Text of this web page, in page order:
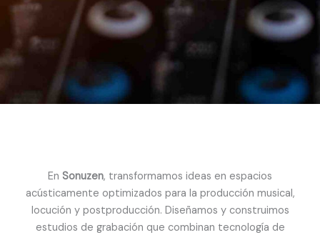
En Sonuzen, transformamos ideas en espacios
acústicamente optimizados para la producción musical,
locución y postproducción. Diseñamos y construimos
estudios de grabación que combinan tecnología de